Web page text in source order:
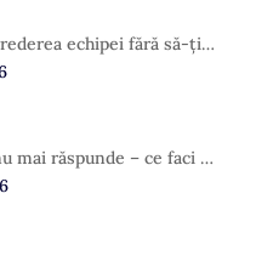
echipei fără să-ți…
mai răspunde – ce faci …